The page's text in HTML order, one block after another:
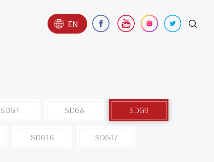
EN
SDG7 SDG8 SDG9
SDG16 SDG17